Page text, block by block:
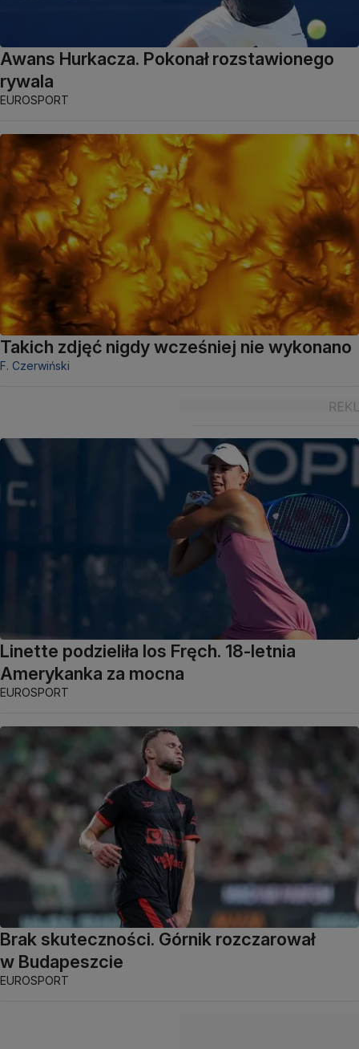
Awans Hurkacza. Pokonał rozstawionego
rywala
EUROSPORT
Takich zdjęć nigdy wcześniej nie wykonano
F. Czerwiński
Linette podzieliła los Fręch. 18-letnia
Amerykanka za mocna
EUROSPORT
Brak skuteczności. Górnik rozczarował
w Budapeszcie
EUROSPORT